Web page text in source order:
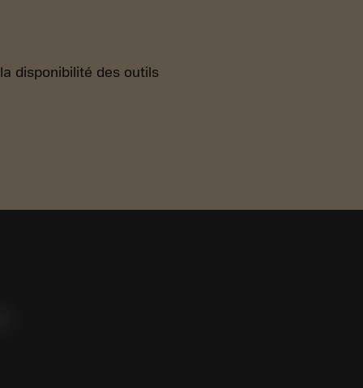
disponibilité des outils